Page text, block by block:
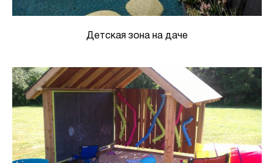
Детская зона на даче